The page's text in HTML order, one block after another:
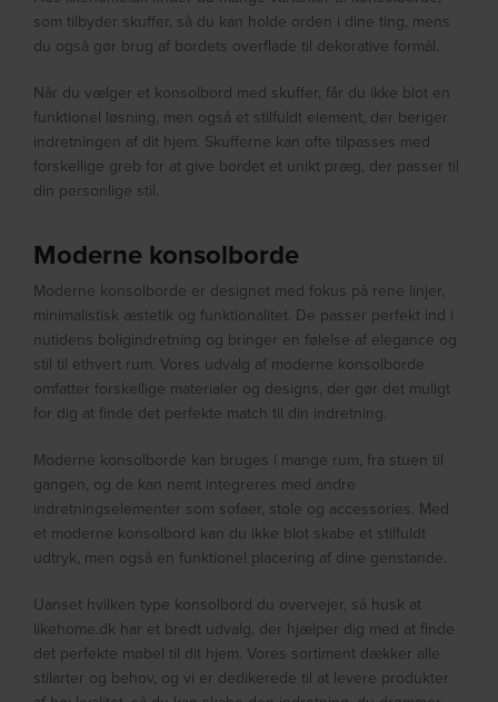
som tilbyder skuffer, så du kan holde orden i dine ting, mens
du også gør brug af bordets overflade til dekorative formål.
Når du vælger et konsolbord med skuffer, får du ikke blot en
funktionel løsning, men også et stilfuldt element, der beriger
indretningen af dit hjem. Skufferne kan ofte tilpasses med
forskellige greb for at give bordet et unikt præg, der passer til
din personlige stil.
Moderne konsolborde
Moderne konsolborde er designet med fokus på rene linjer,
minimalistisk æstetik og funktionalitet. De passer perfekt ind i
nutidens boligindretning og bringer en følelse af elegance og
stil til ethvert rum. Vores udvalg af moderne konsolborde
omfatter forskellige materialer og designs, der gør det muligt
for dig at finde det perfekte match til din indretning.
Moderne konsolborde kan bruges i mange rum, fra stuen til
gangen, og de kan nemt integreres med andre
indretningselementer som sofaer, stole og accessories. Med
et moderne konsolbord kan du ikke blot skabe et stilfuldt
udtryk, men også en funktionel placering af dine genstande.
Uanset hvilken type konsolbord du overvejer, så husk at
likehome.dk har et bredt udvalg, der hjælper dig med at finde
det perfekte møbel til dit hjem. Vores sortiment dækker alle
stilarter og behov, og vi er dedikerede til at levere produkter